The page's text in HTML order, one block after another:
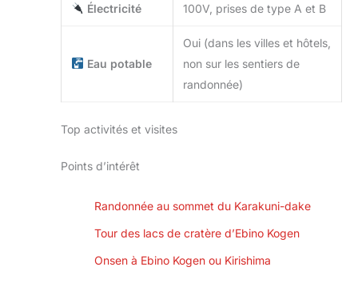
Électricité 100V, prises de type A et B
Eau potable
Oui (dans les villes et hôtels,
non sur les sentiers de
randonnée)
Top activités et visites
Points d’intérêt
Randonnée au sommet du Karakuni-dake
Tour des lacs de cratère d’Ebino Kogen
Onsen à Ebino Kogen ou Kirishima